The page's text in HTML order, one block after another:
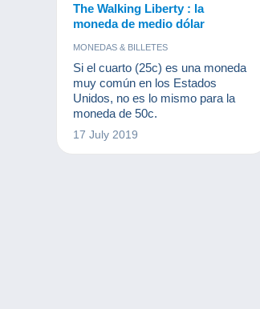
The Walking Liberty : la
moneda de medio dólar
MONEDAS & BILLETES
Si el cuarto (25c) es una moneda
muy común en los Estados
Unidos, no es lo mismo para la
moneda de 50c.
17 July 2019